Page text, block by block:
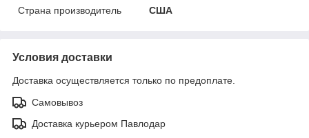
Страна производитель
США
Условия доставки
Доставка осуществляется только по предоплате.
Самовывоз
Доставка курьером Павлодар